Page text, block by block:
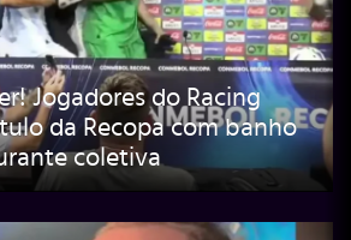
Jogadores do Racing
da Recopa com banho
coletiva